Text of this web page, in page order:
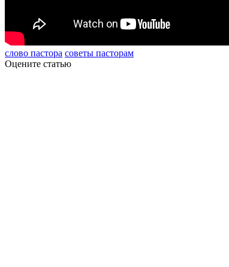
слово пастора советы пасторам
Оцените статью